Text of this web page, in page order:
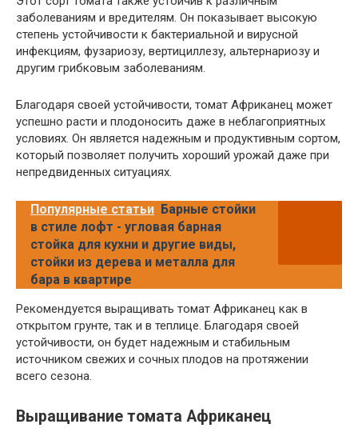
заболеваниям и вредителям. Он показывает высокую
степень устойчивости к бактериальной и вирусной
инфекциям, фузариозу, вертициллезу, альтернариозу и
другим грибковым заболеваниям.
Благодаря своей устойчивости, томат Африканец может
успешно расти и плодоносить даже в неблагоприятных
условиях. Он является надежным и продуктивным сортом,
который позволяет получить хороший урожай даже при
непредвиденных ситуациях.
Популярные статьи Барные стойки
в стиле лофт - угловая барная
стойка для кухни и другие виды,
стойки из дерева и металла для
бара в квартире
Рекомендуется выращивать томат Африканец как в
открытом грунте, так и в теплице. Благодаря своей
устойчивости, он будет надежным и стабильным
источником свежих и сочных плодов на протяжении
всего сезона.
Выращивание томата Африканец